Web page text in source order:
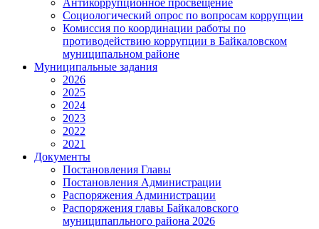
Антикоррупционное просвещение
Социологический опрос по вопросам коррупции
Комиссия по координации работы по
противодействию коррупции в Байкаловском
муниципальном районе
Муниципальные задания
2026
2025
2024
2023
2022
2021
Документы
Постановления Главы
Постановления Администрации
Распоряжения Администрации
Распоряжения главы Байкаловского
муниципапльного района 2026